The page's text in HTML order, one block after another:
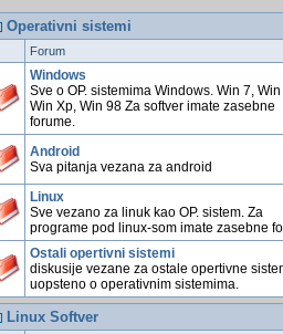
Operativni sistemi
Forum
Windows
Sve o OP. sistemima Windows. Win 7,
Win Xp, Win 98 Za softver imate zasebne
forume.
Android
Sva pitanja vezana za android
Linux
Sve vezano za linuk kao OP. sistem. Za
programe pod linux-som imate zasebne
Ostali opertivni sistemi
diskusije vezane za ostale opertivne
uopsteno o operativnim sistemima.
Linux Softver